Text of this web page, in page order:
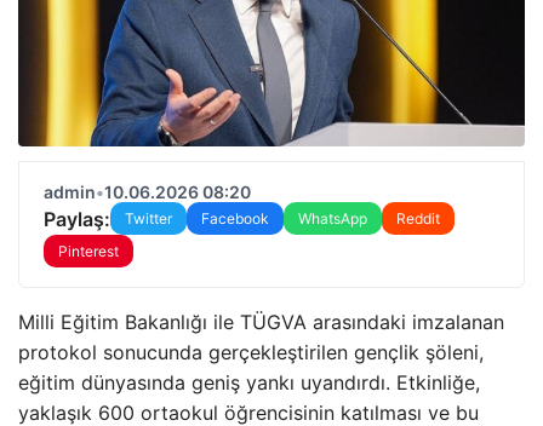
admin•10.06.2026 08:20
Paylaş: Twitter Facebook WhatsApp
Reddit
Pinterest
Milli Eğitim Bakanlığı ile TÜGVA arasındaki imzalanan
protokol sonucunda gerçekleştirilen gençlik şöleni,
eğitim dünyasında geniş yankı uyandırdı. Etkinliğe,
yaklaşık 600 ortaokul öğrencisinin katılması ve bu